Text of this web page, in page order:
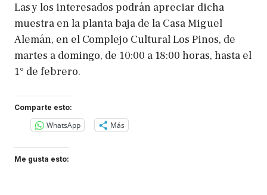
Las y los interesados podrán apreciar dicha
muestra en la planta baja de la Casa Miguel
Alemán, en el Complejo Cultural Los Pinos, de
martes a domingo, de 10:00 a 18:00 horas, hasta el
1° de febrero.
Comparte esto:
WhatsApp Más
Me gusta esto: